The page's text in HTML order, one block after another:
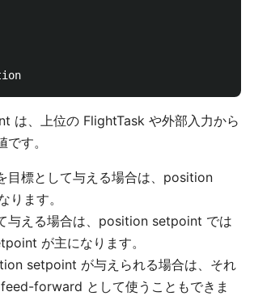
は、上位の FlightTask や外部入力から
す。
目標として与える場合は、position
ます。
与える場合は、position setpoint では
が主になります。
setpoint が与えられる場合は、それ
forward として使うこともできま